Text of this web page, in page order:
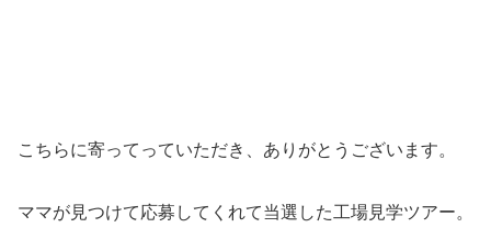
こちらに寄ってっていただき、ありがとうございます。
ママが見つけて応募してくれて当選した工場見学ツアー。